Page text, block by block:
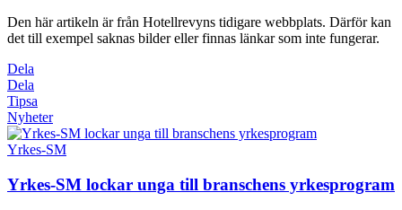
Den här artikeln är från Hotellrevyns tidigare webbplats. Därför kan
det till exempel saknas bilder eller finnas länkar som inte fungerar.
Dela
Dela
Tipsa
Nyheter
Yrkes-SM
Yrkes-SM lockar unga till branschens yrkesprogram